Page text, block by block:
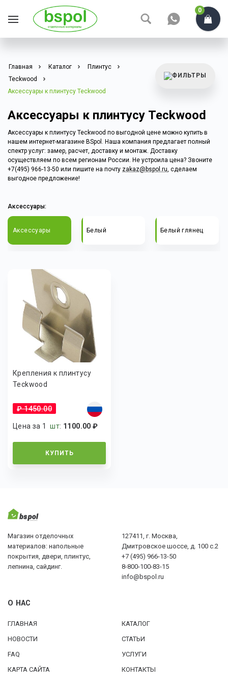
0
Главная Каталог
Плинтус
Teckwood
Аксессуары к плинтусу Teckwood
Аксессуары к плинтусу Teckwood
Аксессуары к плинтусу Teckwood по выгодной цене можно купить в
нашем интернет-магазине BSpol. Наша компания предлагает полный
спектр услуг: замер, расчет, доставку и монтаж. Доставку
осуществляем по всем регионам России. Не устроила цена? Звоните
+7(495) 966-13-50 или пишите на почту zakaz@bspol.ru, сделаем
выгодное предложение!
Аксессуары:
Аксессуары Белый Белый глянец
Крепления к плинтусу
Teckwood
₽ 1450.00
Цена за 1шт: 1100.00 ₽
КУПИТЬ
Магазин отделочных
материалов: напольные
покрытия, двери, плинтус,
лепнина, сайдинг.
127411, г. Москва,
Дмитровское шоссе, д. 100 с.2
+7 (495) 966-13-50
8-800-100-83-15
info@bspol.ru
О НАС
ГЛАВНАЯ
КАТАЛОГ
НОВОСТИ
СТАТЬИ
FAQ
УСЛУГИ
КАРТА САЙТА
КОНТАКТЫ